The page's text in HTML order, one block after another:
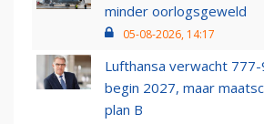
minder oorlogsgeweld
05-08-2026, 14:17
Lufthansa verwacht
begin 2027, maar
plan B